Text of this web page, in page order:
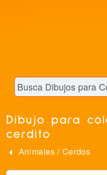
Dibujo para
cerdito
Animales / Cerdos